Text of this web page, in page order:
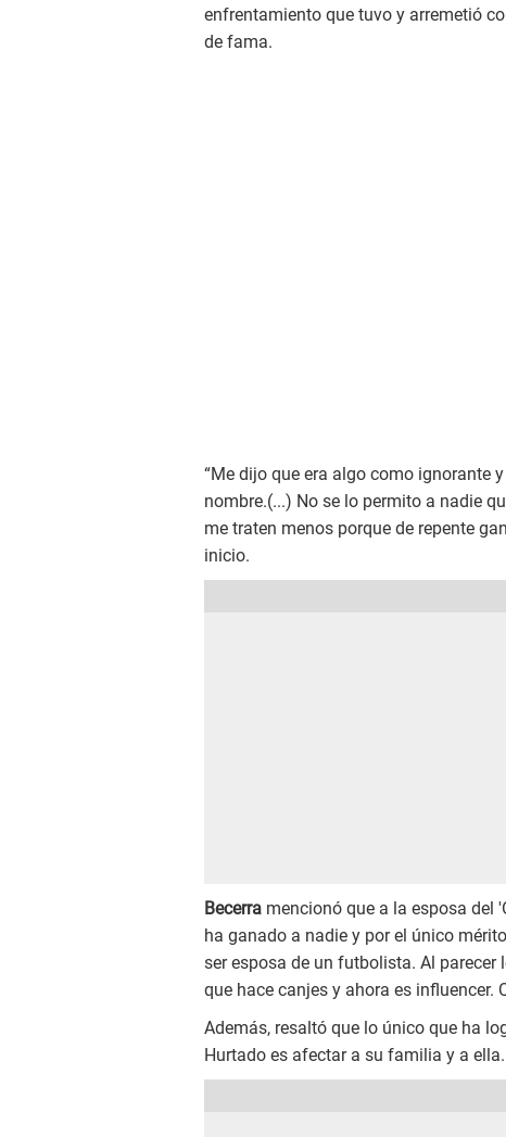
enfrentamiento que tuvo y arremetió
de fama.
“Me dijo que era algo como ignorante
nombre.(...) No se lo permito a nadie
me traten menos porque de repente
inicio.
Becerra mencionó que a la esposa del
ha ganado a nadie y por el único
ser esposa de un futbolista. Al
que hace canjes y ahora es influencer.
Además, resaltó que lo único que ha
Hurtado es afectar a su familia y a ella.